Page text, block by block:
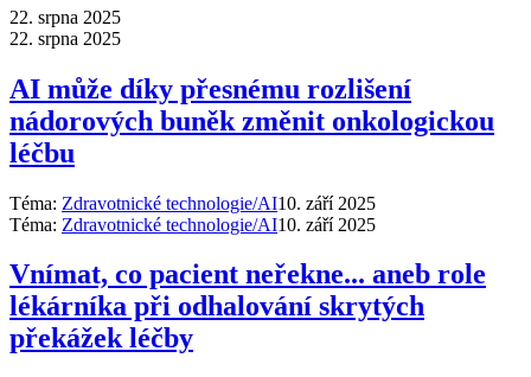
22. srpna 2025
22. srpna 2025
AI může díky přesnému rozlišení
nádorových buněk změnit onkologickou
léčbu
Téma: Zdravotnické technologie/AI10. září 2025
Téma: Zdravotnické technologie/AI10. září 2025
Vnímat, co pacient neřekne... aneb role
lékárníka při odhalování skrytých
překážek léčby